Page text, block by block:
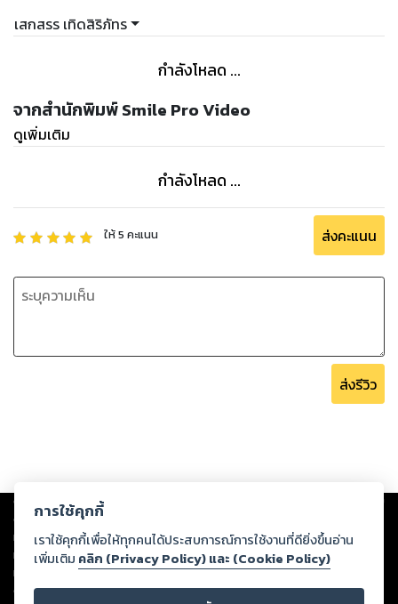
16. Parenting Layer and NULL object
17. 3D Layer and Camera Tools
19. Vectors and Rasterization
20. การใช้คำสั่ง Shape Tool
21. Tracking
22. Lighting
เสกสรร เทิดสิริภัทร
กำลังโหลด ...
จากสำนักพิมพ์ Smile Pro Video
ดูเพิ่มเติม
กำลังโหลด ...
ให้5 คะแนน ส่งคะแนน
ส่งรีวิว
Copyright © 2026
ต่อผลงานหรือเนื้อหาใดที่อัปโหลดผ่านเว็บไซต์และปรากฏว่าละเมิดสิทธิใน
ทรัพย์สินทางปัญญาของบุคคลอื่นหรือขัดต่อกฎหมายและศีลธรรม ดังนั้น ผู้อ่าน
ทุกท่านโปรดใช้วิจารณญาณในการกลั่นกรองด้วยตนเอง และหากท่านพบว่าส่วน
หนึ่งส่วนใดขัดต่อกฎหมายและศีลธรรม กรุณาแจ้งมายังบริษัท เพื่อทีมงานจะได้
ดำเนินการในทันที ทั้งนี้ ทางสตอรี่ล็อกขอสงวนลิขสิทธิ์ตามพระราชบัญญัติ
การใช้คุกกี้
เราใช้คุกกี้เพื่อให้ทุกคนได้ประสบการณ์การใช้งานที่ดียิ่งขึ้นอ่าน
เพิ่มเติม คลิก (Privacy Policy) และ (Cookie Policy)